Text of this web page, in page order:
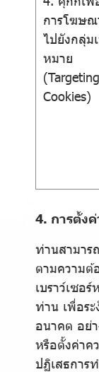
การโฆษณ
ไปยังกลุ่ม
หมาย
(Targeting
Cookies)
4. การตั้ง
ท่านสามาร
ตามความต้
เบราว์เซอ
ท่าน เพื่อร
อนาคต อย่
หรือตั้งค่าค
ปฏิเสธการ